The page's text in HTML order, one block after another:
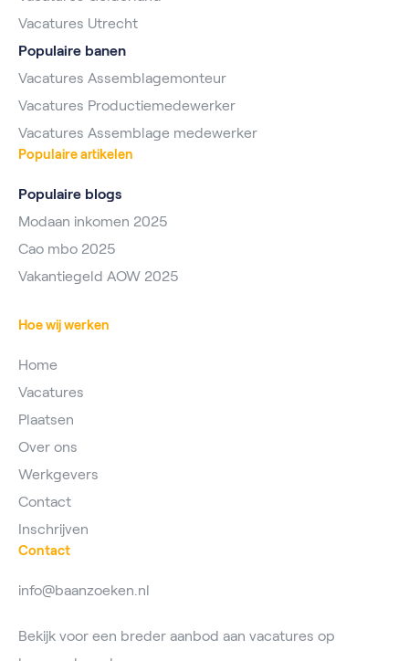
Vacatures Utrecht
Populaire banen
Vacatures Assemblagemonteur
Vacatures Productiemedewerker
Vacatures Assemblage medewerker
Populaire artikelen
Populaire blogs
Modaan inkomen 2025
Cao mbo 2025
Vakantiegeld AOW 2025
Hoe wij werken
Home
Vacatures
Plaatsen
Over ons
Werkgevers
Contact
Inschrijven
Contact
info@baanzoeken.nl
Bekijk voor een breder aanbod aan vacatures op